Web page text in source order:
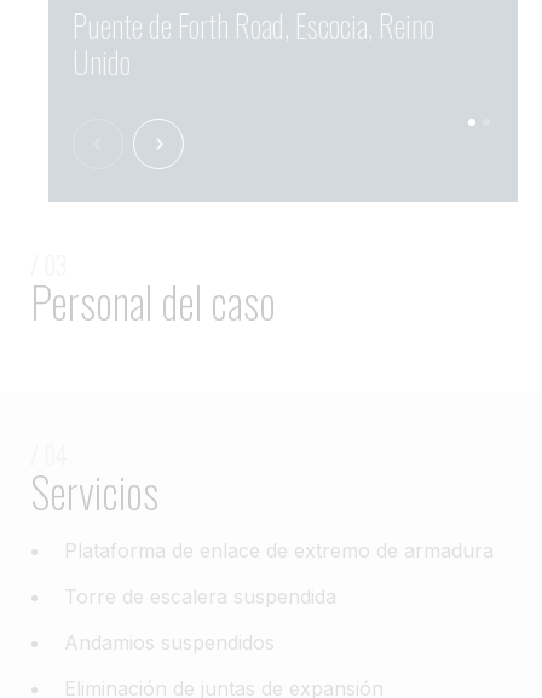
Puente de Forth Road, Escocia, Reino
Unido
Personal del caso
Servicios
Plataforma de enlace de extremo de armadura
Torre de escalera suspendida
Andamios suspendidos
Eliminación de juntas de expansión